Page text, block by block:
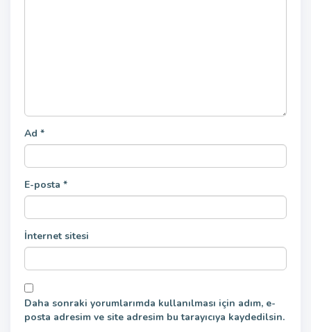
Ad *
E-posta *
İnternet sitesi
Daha sonraki yorumlarımda kullanılması için adım, e-
posta adresim ve site adresim bu tarayıcıya kaydedilsin.